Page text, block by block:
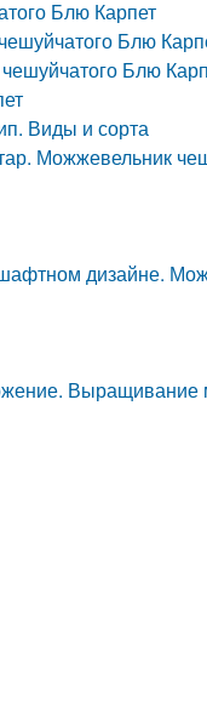
Блю Карпет
Блю
Блю
Виды и сорта
Можжевельник
дизайне.
Выращивание